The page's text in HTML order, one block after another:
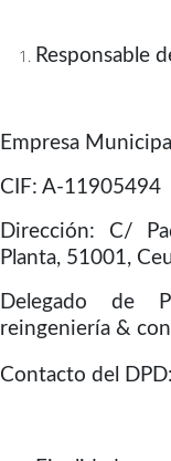
Responsable
Empresa
CIF: A-11905494
Dirección: C/
Planta, 51001,
Delegado de
reingeniería &
Contacto del DPD: